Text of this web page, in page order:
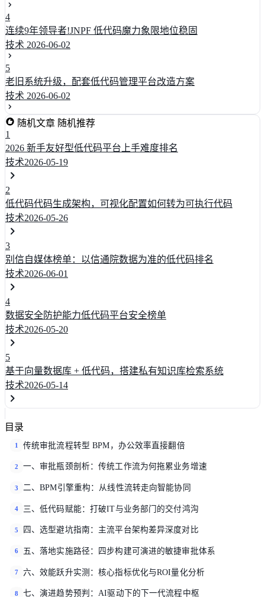
4
连续9年领导者!JNPF 低代码魔力象限地位稳固
技术 2026-06-02
5
老旧系统升级，配套低代码管理平台改造方案
技术 2026-06-02
随机文章 随机推荐
1
2026 新手友好型低代码平台上手难度排名
技术2026-05-19
2
低代码代码生成架构，可视化配置如何转为可执行代码
技术2026-05-26
3
别信自媒体榜单：以信通院数据为准的低代码排名
技术2026-06-01
4
数据安全防护能力低代码平台安全榜单
技术2026-05-20
5
基于向量数据库 + 低代码，搭建私有知识库检索系统
技术2026-05-14
目录
1 传统审批流程转型 BPM，办公效率直接翻倍
2 一、审批瓶颈剖析：传统工作流为何拖累业务增速
3 二、BPM引擎重构：从线性流转走向智能协同
4 三、低代码赋能：打破IT与业务部门的交付鸿沟
5 四、选型避坑指南：主流平台架构差异深度对比
6 五、落地实施路径：四步构建可演进的敏捷审批体系
7 六、效能跃升实测：核心指标优化与ROI量化分析
8 七、演进趋势预判：AI驱动下的下一代流程中枢